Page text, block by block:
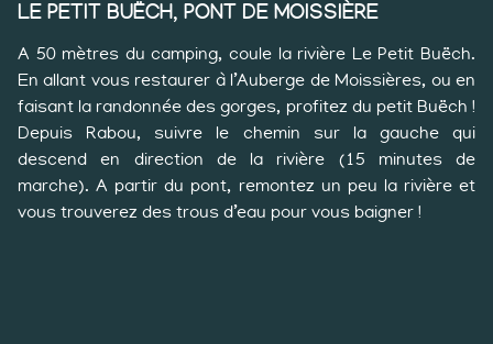
LE PETIT BUËCH, PONT DE MOISSIÈRE
A 50 mètres du camping, coule la rivière Le Petit Buëch.
En allant vous restaurer à l’Auberge de Moissières, ou en
faisant la randonnée des gorges, profitez du petit Buëch !
Depuis Rabou, suivre le chemin sur la gauche qui
descend en direction de la rivière (15 minutes de
marche). A partir du pont, remontez un peu la rivière et
vous trouverez des trous d’eau pour vous baigner !